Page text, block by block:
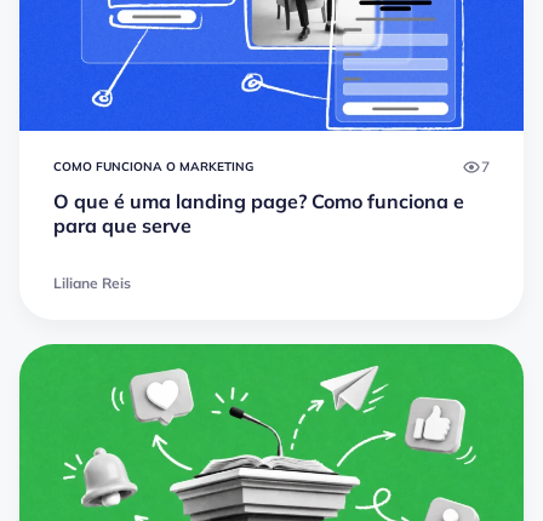
COMO FUNCIONA O MARKETING 7
O que é uma landing page? Como funciona e
para que serve
Liliane Reis